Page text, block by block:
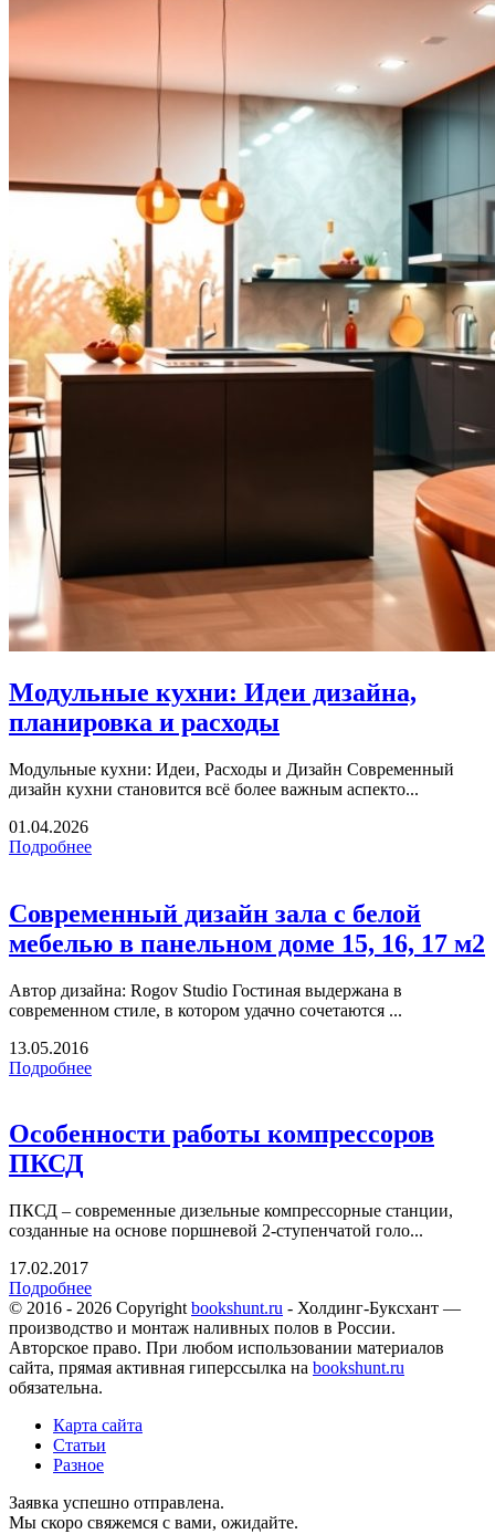
Модульные кухни: Идеи дизайна,
планировка и расходы
Модульные кухни: Идеи, Расходы и Дизайн Современный
дизайн кухни становится всё более важным аспекто...
01.04.2026
Подробнее
Современный дизайн зала с белой
мебелью в панельном доме 15, 16, 17 м2
Автор дизайна: Rogov Studio Гостиная выдержана в
современном стиле, в котором удачно сочетаются ...
13.05.2016
Подробнее
Особенности работы компрессоров
ПКСД
ПКСД – современные дизельные компрессорные станции,
созданные на основе поршневой 2-ступенчатой голо...
17.02.2017
Подробнее
© 2016 - 2026 Copyright bookshunt.ru - Холдинг-Буксхант —
производство и монтаж наливных полов в России.
Авторское право. При любом использовании материалов
сайта, прямая активная гиперссылка на bookshunt.ru
обязательна.
Карта сайта
Статьи
Разное
Заявка успешно отправлена.
Мы скоро свяжемся с вами, ожидайте.